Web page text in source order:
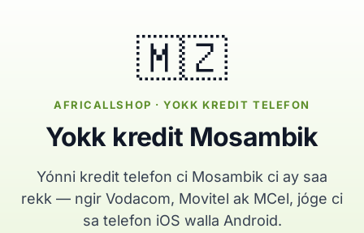
🇲🇿
AFRICALLSHOP · YOKK KREDIT TELEFON
Yokk kredit Mosambik
Yónni kredit telefon ci Mosambik ci ay saa
rekk — ngir Vodacom, Movitel ak MCel, jóge ci
sa telefon iOS walla Android.